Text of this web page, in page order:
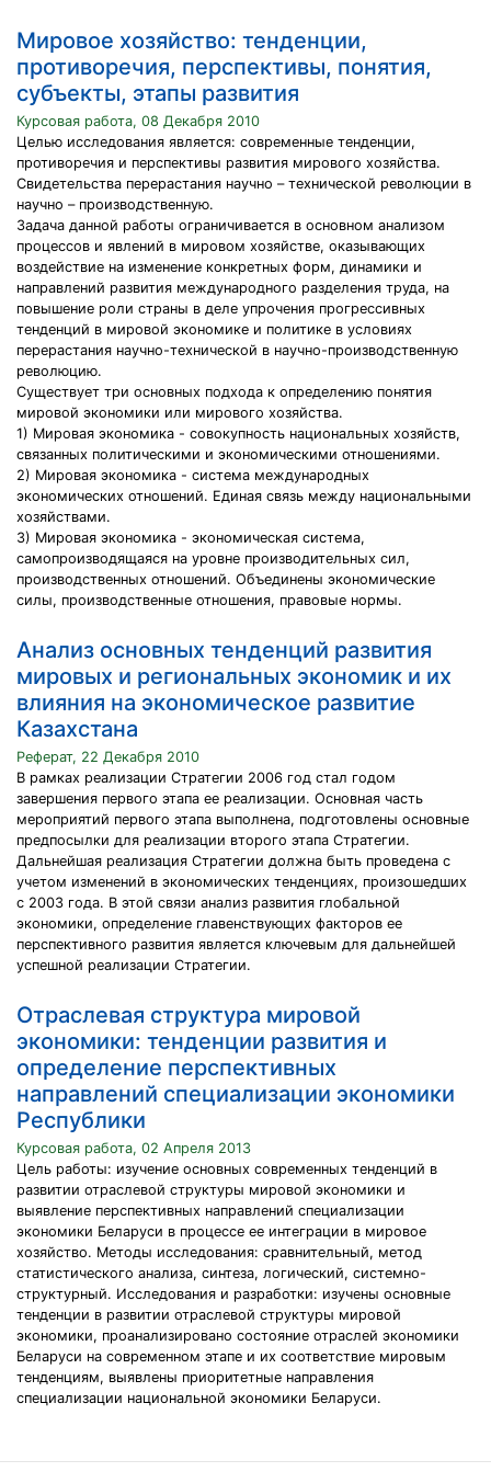
Мировое хозяйство: тенденции,
противоречия, перспективы, понятия,
субъекты, этапы развития
Курсовая работа, 08 Декабря 2010
Целью исследования является: современные тенденции,
противоречия и перспективы развития мирового хозяйства.
Свидетельства перерастания научно – технической революции в
научно – производственную.
Задача данной работы ограничивается в основном анализом
процессов и явлений в мировом хозяйстве, оказывающих
воздействие на изменение конкретных форм, динамики и
направлений развития международного разделения труда, на
повышение роли страны в деле упрочения прогрессивных
тенденций в мировой экономике и политике в условиях
перерастания научно-технической в научно-производственную
революцию.
Существует три основных подхода к определению понятия
мировой экономики или мирового хозяйства.
1) Мировая экономика - совокупность национальных хозяйств,
связанных политическими и экономическими отношениями.
2) Мировая экономика - система международных
экономических отношений. Единая связь между национальными
хозяйствами.
3) Мировая экономика - экономическая система,
самопроизводящаяся на уровне производительных сил,
производственных отношений. Объединены экономические
силы, производственные отношения, правовые нормы.
Анализ основных тенденций развития
мировых и региональных экономик и их
влияния на экономическое развитие
Казахстана
Реферат, 22 Декабря 2010
В рамках реализации Стратегии 2006 год стал годом
завершения первого этапа ее реализации. Основная часть
мероприятий первого этапа выполнена, подготовлены основные
предпосылки для реализации второго этапа Стратегии.
Дальнейшая реализация Стратегии должна быть проведена с
учетом изменений в экономических тенденциях, произошедших
с 2003 года. В этой связи анализ развития глобальной
экономики, определение главенствующих факторов ее
перспективного развития является ключевым для дальнейшей
успешной реализации Стратегии.
Отраслевая структура мировой
экономики: тенденции развития и
определение перспективных
направлений специализации экономики
Республики
Курсовая работа, 02 Апреля 2013
Цель работы: изучение основных современных тенденций в
развитии отраслевой структуры мировой экономики и
выявление перспективных направлений специализации
экономики Беларуси в процессе ее интеграции в мировое
хозяйство. Методы исследования: сравнительный, метод
статистического анализа, синтеза, логический, системно-
структурный. Исследования и разработки: изучены основные
тенденции в развитии отраслевой структуры мировой
экономики, проанализировано состояние отраслей экономики
Беларуси на современном этапе и их соответствие мировым
тенденциям, выявлены приоритетные направления
специализации национальной экономики Беларуси.